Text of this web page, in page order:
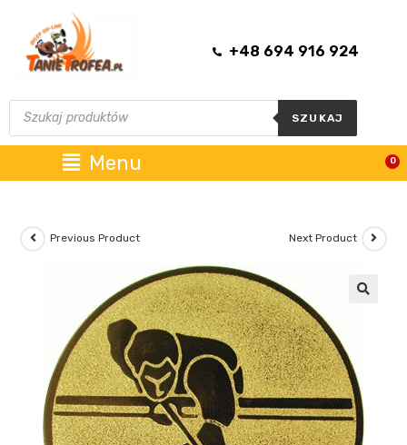
+48 694 916 924
SZUKAJ
Menu 0
Previous Product Next Product